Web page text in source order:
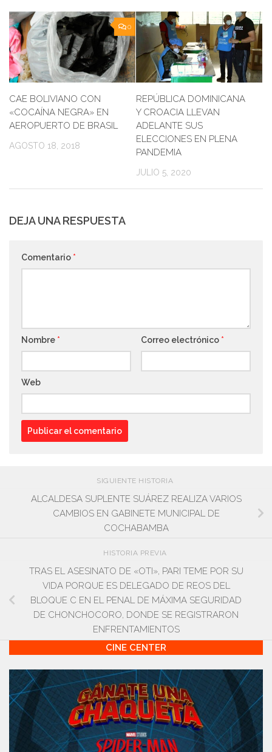
0
CAE BOLIVIANO CON
«COCAÍNA NEGRA» EN
AEROPUERTO DE BRASIL
AGOSTO 18, 2018
REPÚBLICA DOMINICANA
Y CROACIA LLEVAN
ADELANTE SUS
ELECCIONES EN PLENA
PANDEMIA
JULIO 5, 2020
DEJA UNA RESPUESTA
Comentario *
Nombre * Correo electrónico *
Web
SIGUIENTE HISTORIA
ALCALDESA SUPLENTE SUÁREZ REALIZA VARIOS
CAMBIOS EN GABINETE MUNICIPAL DE
COCHABAMBA
HISTORIA PREVIA
TRAS EL ASESINATO DE «OTI», PARI TEME POR SU
VIDA PORQUE ES DELEGADO DE REOS DEL
BLOQUE C EN EL PENAL DE MÁXIMA SEGURIDAD
DE CHONCHOCORO, DONDE SE REGISTRARON
ENFRENTAMIENTOS
CINE CENTER